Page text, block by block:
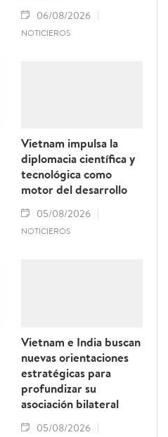
06/08/2026
NOTICIEROS
Vietnam impulsa la
diplomacia científica y
tecnológica como
motor del desarrollo
05/08/2026
NOTICIEROS
Vietnam e India buscan
nuevas orientaciones
estratégicas para
profundizar su
asociación bilateral
05/08/2026